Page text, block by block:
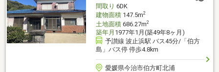
間取り 6DK
建物面積147.5m2
土地面積686.27m2
築年月 1977年1月(築49年8ヶ月)
予讃線 波止浜駅 バス45分/「伯方
島」バス停 停歩4.8km
愛媛県今治市伯方町北浦